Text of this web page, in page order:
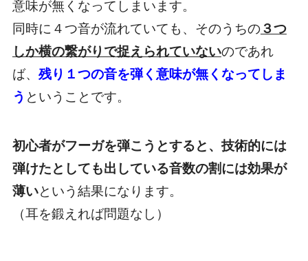
意味が無くなってしまいます。
同時に４つ音が流れていても、そのうちの３つ
しか横の繋がりで捉えられていないのであれ
ば、 残り１つの音を弾く意味が無くなってしま
う ということです。
初心者がフーガを弾こうとすると、技術的には
弾けたとしても出している音数の割には効果が
薄いという結果になります。
（耳を鍛えれば問題なし）